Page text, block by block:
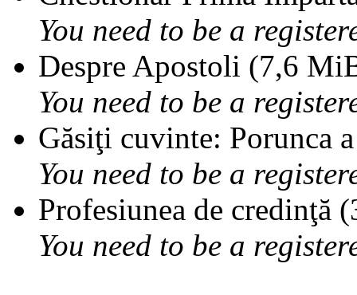
You need to be a
Despre Apostoli (7,6
You need to be a
Găsiţi cuvinte: Porunca
You need to be a
Profesiunea de credinţă
You need to be a